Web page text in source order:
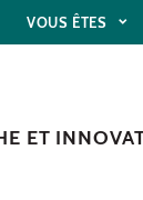
VOUS ÊTES
ET